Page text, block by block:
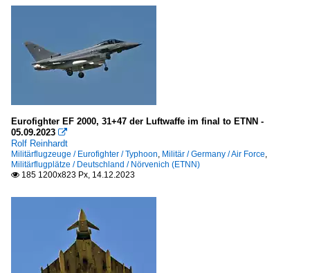
Eurofighter EF 2000, 31+47 der Luftwaffe im final to ETNN -
05.09.2023 
Rolf Reinhardt
Militärflugzeuge / Eurofighter / Typhoon, Militär / Germany / Air Force,
Militärflugplätze / Deutschland / Nörvenich (ETNN)
 185 1200x823 Px, 14.12.2023